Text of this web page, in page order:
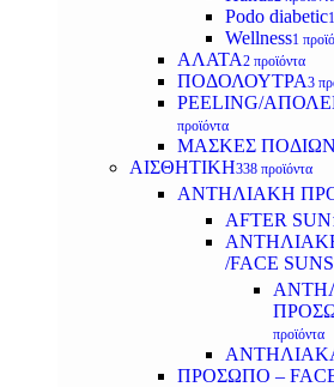
Podo diabetic
Wellness1
ΑΛΑΤΑ2 προϊόντα
ΠΟΔΟΛΟΥΤΡΑ3
PEELING/
προϊόντα
ΜΑΣΚΕΣ ΠΟΔΙΩΝ
ΑΙΣΘΗΤΙΚΗ338 προϊόντα
ΑΝΤΗΛΙΑΚΗ
AFTER SUN
/FACE
προϊόντα
ΠΡΟΣΩΠΟ –